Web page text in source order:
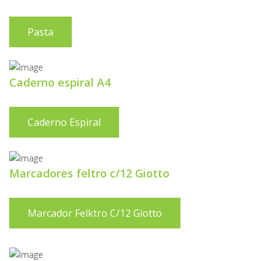
Pasta
Caderno espiral A4
Caderno Espiral
Marcadores feltro c/12 Giotto
Marcador Felktro C/12 Giotto